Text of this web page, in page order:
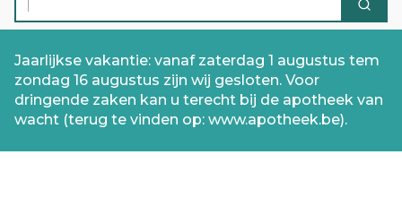
Product, merk, categorie... Zoek
Jaarlijkse vakantie: vanaf zaterdag 1 augustus tem
zondag 16 augustus zijn wij gesloten. Voor
dringende zaken kan u terecht bij de apotheek van
wacht (terug te vinden op: www.apotheek.be).